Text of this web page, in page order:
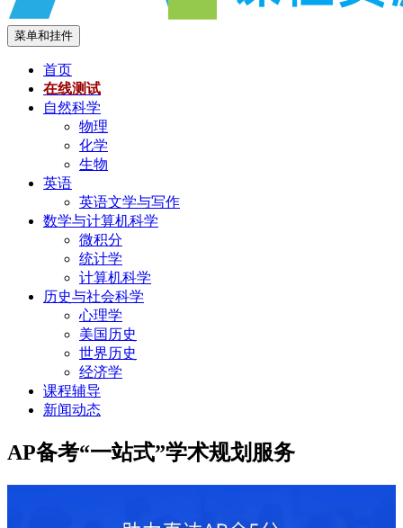
菜单和挂件
首页
在线测试
自然科学
物理
化学
生物
英语
英语文学与写作
数学与计算机科学
微积分
统计学
计算机科学
历史与社会科学
心理学
美国历史
世界历史
经济学
课程辅导
新闻动态
AP备考“一站式”学术规划服务